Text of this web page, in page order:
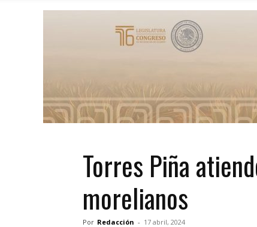
Torres Piña
morelianos
Por Redacción - 17 abril, 2024